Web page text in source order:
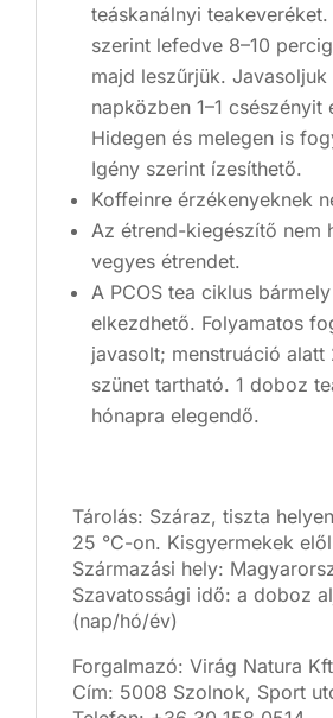
teáskanálnyi teakeveréket.
szerint lefedve 8–10
majd leszűrjük. Javasoljuk
napközben 1–1 csészényit
Hidegen és melegen is
Igény szerint ízesíthető.
Koffeinre érzékenyeknek
Az étrend-kiegészítő nem
vegyes étrendet.
A PCOS tea ciklus
elkezdhető. Folyamatos
javasolt; menstruáció alatt
szünet tartható. 1 doboz
hónapra elegendő.
Tárolás: Száraz, tiszta
25 °C-on. Kisgyermekek
Származási hely:
Szavatossági idő: a doboz
(nap/hó/év)
Forgalmazó: Virág Natura
Cím: 5008 Szolnok, Sport